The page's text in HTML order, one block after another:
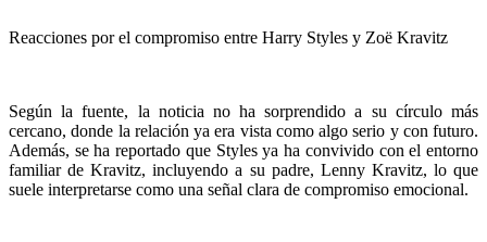
Reacciones por el compromiso entre Harry Styles y Zoë Kravitz
Según la fuente, la noticia no ha sorprendido a su círculo más
cercano, donde la relación ya era vista como algo serio y con futuro.
Además, se ha reportado que Styles ya ha convivido con el entorno
familiar de Kravitz, incluyendo a su padre, Lenny Kravitz, lo que
suele interpretarse como una señal clara de compromiso emocional.